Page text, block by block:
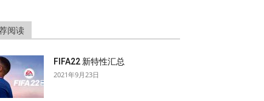
阅读
FIFA22 新特性汇总
2021年9月23日